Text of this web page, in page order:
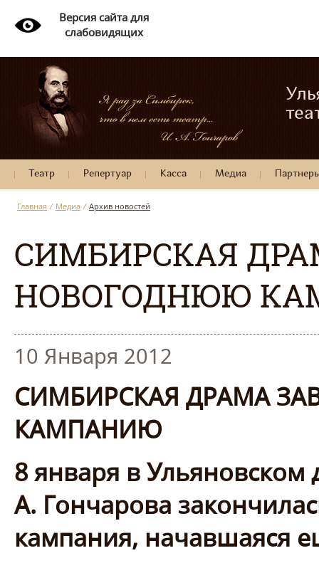
Версия сайта для
слабовидящих
Театр Репертуар Касса Медиа
Главная / Медиа / Архив новостей
СИМБИРСКАЯ
НОВОГОДНЮЮ
10 Января 2012
СИМБИРСКАЯ ДРАМА
КАМПАНИЮ
8 января в Ульяновском
А. Гончарова
кампания, начавшаяся